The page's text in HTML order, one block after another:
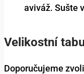
aviváž. Sušte
Velikostní
Doporučujeme